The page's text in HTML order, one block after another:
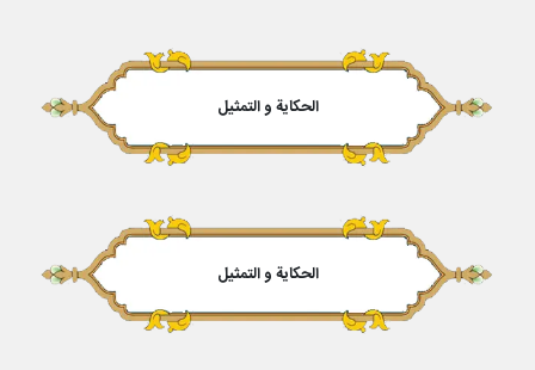
الحكایة و التمثیل
الحكایة و التمثیل